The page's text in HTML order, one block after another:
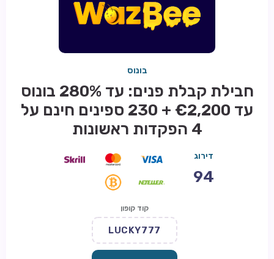
בונוס
חבילת קבלת פנים: עד 280% בונוס
עד €2,200 + 230 ספינים חינם על
4 הפקדות ראשונות
דירוג
94
קוד קופון
LUCKY777